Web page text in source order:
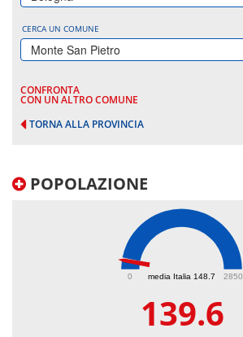
CERCA UN COMUNE
Monte San Pietro
CONFRONTA
CON UN ALTRO COMUNE
TORNA ALLA PROVINCIA
POPOLAZIONE
media Italia 148.7
0 2850
139.6